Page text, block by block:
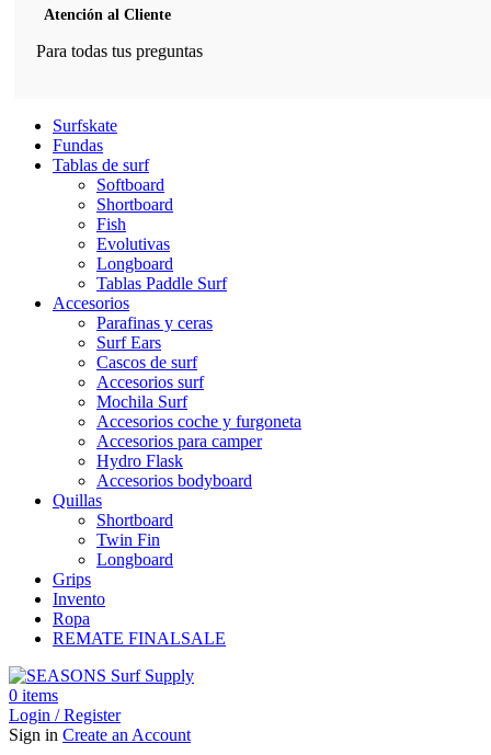
Atención al Cliente
Para todas tus preguntas
Surfskate
Fundas
Tablas de surf
Softboard
Shortboard
Fish
Evolutivas
Longboard
Tablas Paddle Surf
Accesorios
Parafinas y ceras
Surf Ears
Cascos de surf
Accesorios surf
Mochila Surf
Accesorios coche y furgoneta
Accesorios para camper
Hydro Flask
Accesorios bodyboard
Quillas
Shortboard
Twin Fin
Longboard
Grips
Invento
Ropa
REMATE FINALSALE
0 items
Login / Register
Sign in Create an Account